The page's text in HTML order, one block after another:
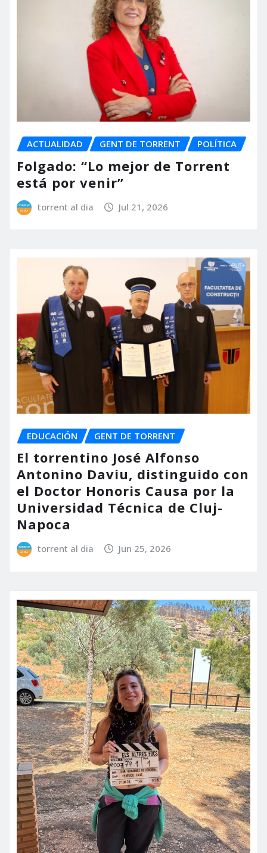
ACTUALIDAD GENT DE TORRENT POLÍTICA
Folgado: “Lo mejor de Torrent
está por venir”
torrent al dia Jul 21, 2026
EDUCACIÓN GENT DE TORRENT
El torrentino José Alfonso
Antonino Daviu, distinguido con
el Doctor Honoris Causa por la
Universidad Técnica de Cluj-
Napoca
torrent al dia Jun 25, 2026